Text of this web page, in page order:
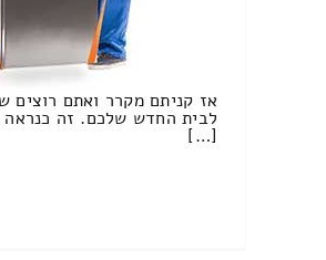
אז קניתם מקרר ואתם רוצים
לבית החדש שלכם. זה כנראה
[…]